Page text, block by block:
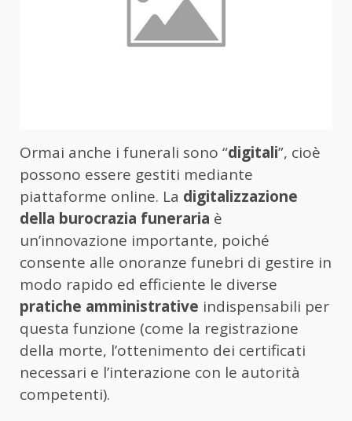
Ormai anche i funerali sono “digitali”, cioè
possono essere gestiti mediante
piattaforme online. La digitalizzazione
della burocrazia funeraria è
un’innovazione importante, poiché
consente alle onoranze funebri di gestire in
modo rapido ed efficiente le diverse
pratiche amministrative indispensabili per
questa funzione (come la registrazione
della morte, l’ottenimento dei certificati
necessari e l’interazione con le autorità
competenti).